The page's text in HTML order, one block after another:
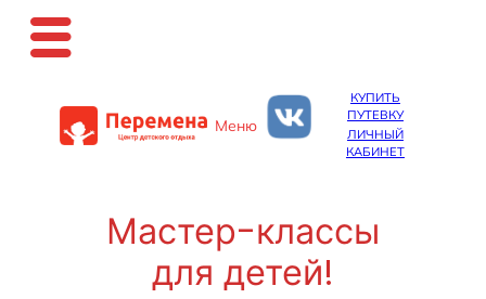
к
содержимому
Меню
КУПИТЬ
ПУТЕВКУ
ЛИЧНЫЙ
КАБИНЕТ
Мастер-классы
для детей!